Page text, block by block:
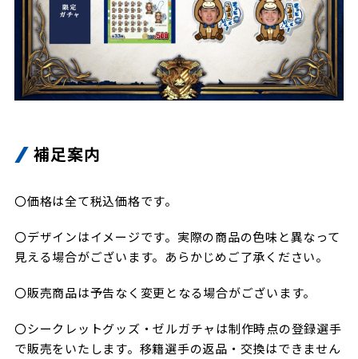
補足案内
〇価格は全て税込価格です。
〇デザインはイメージです。実際の商品の色味と異なって
見える場合がございます。あらかじめご了承ください。
〇販売商品は予告なく変更となる場合がございます。
〇シークレットグッズ・ゼルガチャは制作時点の登録選手
で販売をいたします。移籍選手の返品・交換はできません